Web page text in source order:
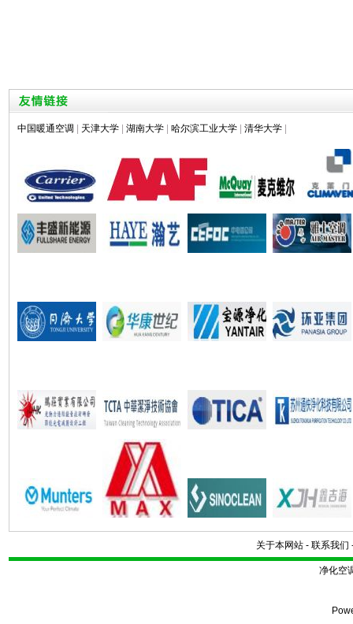
中国暖通空调 天津大学 湖南大学 哈尔滨工业大学 清华大学
关于本网站 - 联系我们
净化空